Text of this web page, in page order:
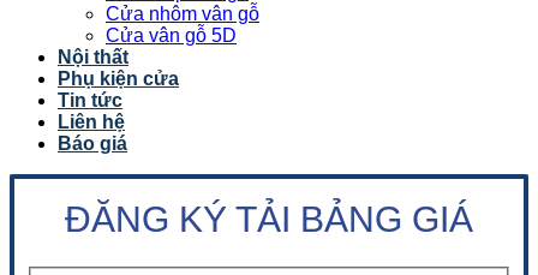
Cửa nhôm vân gỗ
Cửa vân gỗ 5D
Nội thất
Phụ kiện cửa
Tin tức
Liên hệ
Báo giá
ĐĂNG KÝ TẢI BẢNG GIÁ